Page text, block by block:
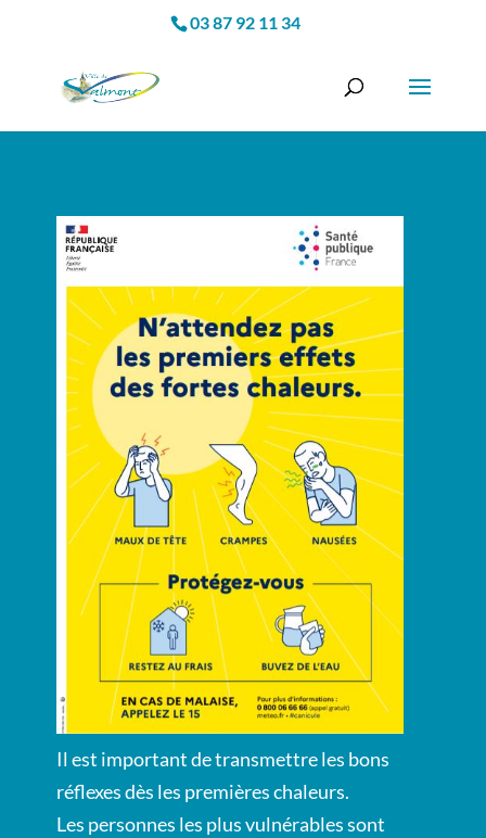
03 87 92 11 34
Il est important de transmettre les bons
réflexes dès les premières chaleurs.
Les personnes les plus vulnérables sont